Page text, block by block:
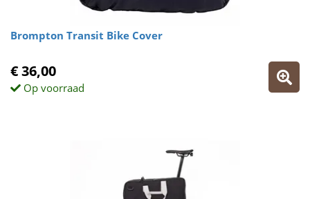
Brompton Transit Bike Cover
€ 36,00
Op voorraad